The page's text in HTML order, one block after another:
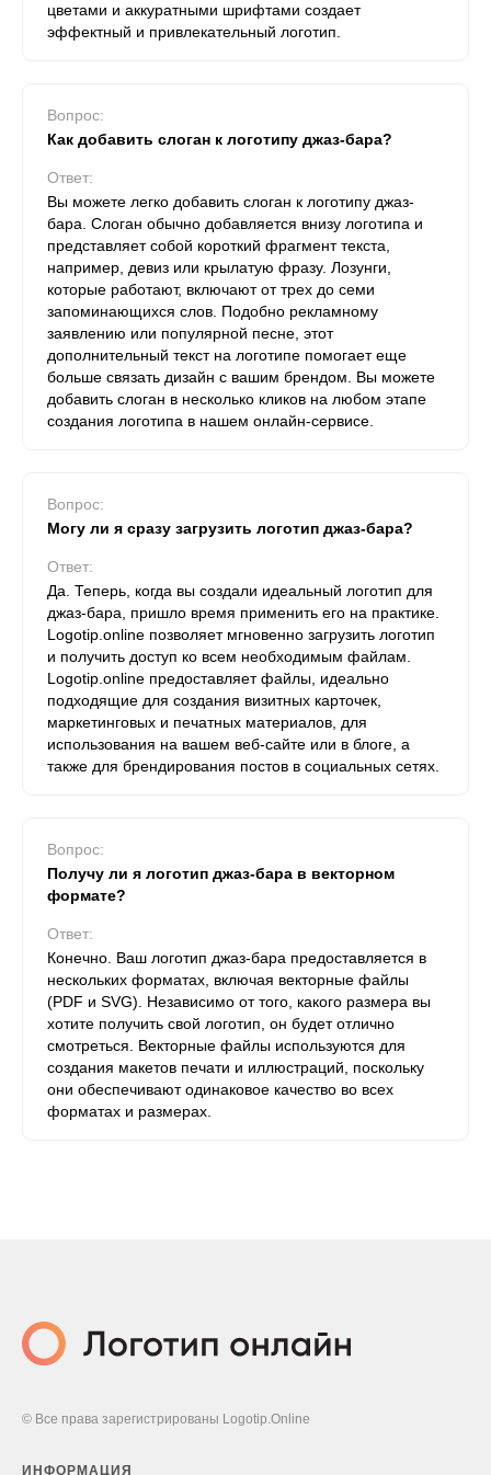
цветами и аккуратными шрифтами создает
эффектный и привлекательный логотип.
Вопрос:
Как добавить слоган к логотипу джаз-бара?
Ответ:
Вы можете легко добавить слоган к логотипу джаз-
бара. Слоган обычно добавляется внизу логотипа и
представляет собой короткий фрагмент текста,
например, девиз или крылатую фразу. Лозунги,
которые работают, включают от трех до семи
запоминающихся слов. Подобно рекламному
заявлению или популярной песне, этот
дополнительный текст на логотипе помогает еще
больше связать дизайн с вашим брендом. Вы можете
добавить слоган в несколько кликов на любом этапе
создания логотипа в нашем онлайн-сервисе.
Вопрос:
Могу ли я сразу загрузить логотип джаз-бара?
Ответ:
Да. Теперь, когда вы создали идеальный логотип для
джаз-бара, пришло время применить его на практике.
Logotip.online позволяет мгновенно загрузить логотип
и получить доступ ко всем необходимым файлам.
Logotip.online предоставляет файлы, идеально
подходящие для создания визитных карточек,
маркетинговых и печатных материалов, для
использования на вашем веб-сайте или в блоге, а
также для брендирования постов в социальных сетях.
Вопрос:
Получу ли я логотип джаз-бара в векторном
формате?
Ответ:
Конечно. Ваш логотип джаз-бара предоставляется в
нескольких форматах, включая векторные файлы
(PDF и SVG). Независимо от того, какого размера вы
хотите получить свой логотип, он будет отлично
смотреться. Векторные файлы используются для
создания макетов печати и иллюстраций, поскольку
они обеспечивают одинаковое качество во всех
форматах и ​​размерах.
© Все права зарегистрированы Logotip.Online
ИНФОРМАЦИЯ